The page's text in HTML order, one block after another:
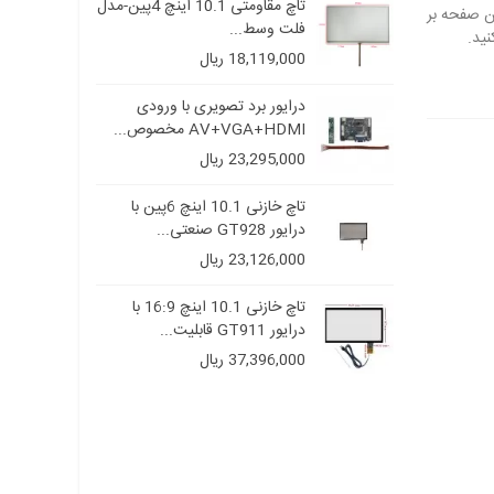
کابل LVDS مخصوص LED های
تاچ مقاومتی 10.1 اینچ 4پین-مدل
فلت وسط...
18,119,000 ریال
درایور برد تصویری با ورودی
AV+VGA+HDMI مخصوص...
23,295,000 ریال
تاچ خازنی 10.1 اینچ 6پین با
درایور GT928 صنعتی...
23,126,000 ریال
تاچ خازنی 10.1 اینچ 16:9 با
درایور GT911 قابلیت...
37,396,000 ریال